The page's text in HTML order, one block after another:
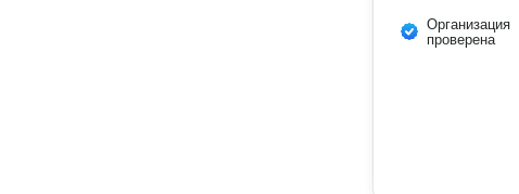
Организация
проверена